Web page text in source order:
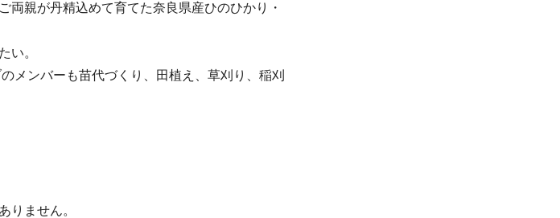
両親が丹精込めて育てた奈良県産ひのひかり・
い。
メンバーも苗代づくり、田植え、草刈り、稲刈
りません。